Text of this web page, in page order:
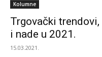
Kolumne
Trgovački
i nade u 2021.
15.03.2021.